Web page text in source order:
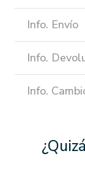
Info. Envío
Info.
Info.